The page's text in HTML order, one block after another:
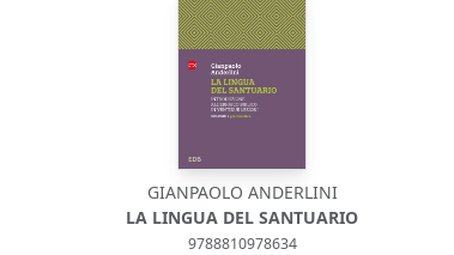
GIANPAOLO ANDERLINI
LA LINGUA DEL SANTUARIO
9788810978634